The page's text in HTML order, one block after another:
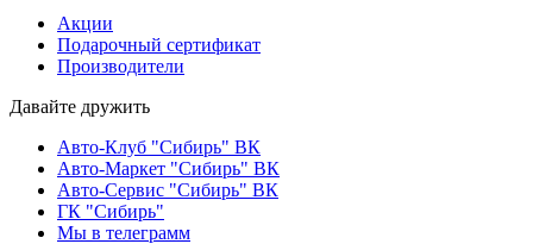
Акции
Подарочный сертификат
Производители
Давайте дружить
Авто-Клуб "Сибирь" ВК
Авто-Маркет "Сибирь" ВК
Авто-Сервис "Сибирь" ВК
ГК "Сибирь"
Мы в телеграмм